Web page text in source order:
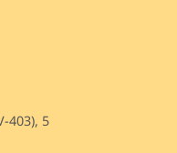
403), 5